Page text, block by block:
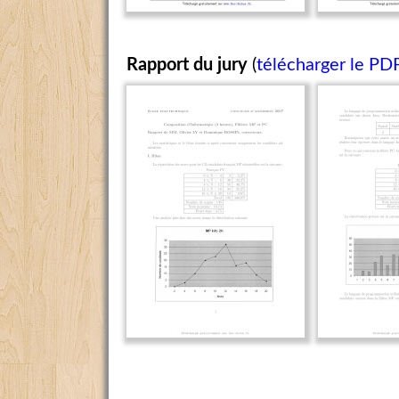
Rapport du jury (télécharger le